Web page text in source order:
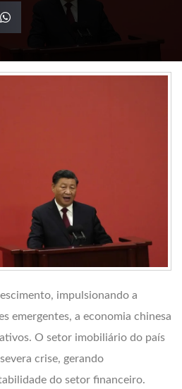
impulsionando a
emergentes, a economia chinesa
O setor imobiliário do país
crise, gerando
do setor financeiro.